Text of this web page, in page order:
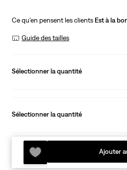
Ce qu’en pensent les clients Est à la
Guide des tailles
Sélectionner la quantité
Sélectionner la quantité
Ajouter